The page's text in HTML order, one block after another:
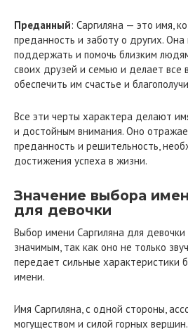
Преданный: Саргиляна — это имя,
преданность и заботу о других. Она
поддержать и помочь близким
своих друзей и семью и делает все
обеспечить им счастье и
Все эти черты характера делают
и достойным внимания. Оно
преданность и решительность,
достижения успеха в жизни.
Значение выбора
для девочки
Выбор имени Саргиляна для
значимым, так как оно не только
передает сильные характеристики
имени.
Имя Саргиляна, с одной стороны,
могуществом и силой горных